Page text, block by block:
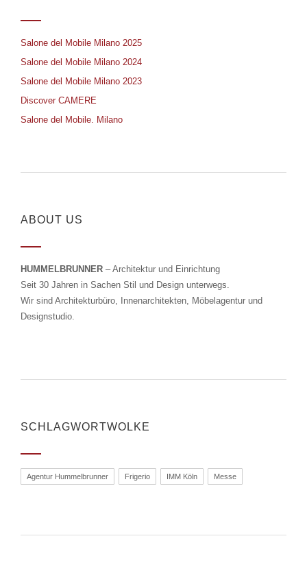
Salone del Mobile Milano 2025
Salone del Mobile Milano 2024
Salone del Mobile Milano 2023
Discover CAMERE
Salone del Mobile. Milano
ABOUT US
HUMMELBRUNNER – Architektur und Einrichtung
Seit 30 Jahren in Sachen Stil und Design unterwegs.
Wir sind Architekturbüro, Innenarchitekten, Möbelagentur und
Designstudio.
SCHLAGWORTWOLKE
Agentur Hummelbrunner Frigerio IMM Köln Messe